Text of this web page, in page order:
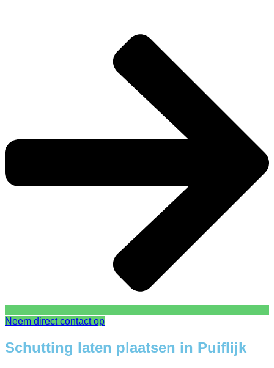
Neem direct contact op
Schutting laten plaatsen in Puiflijk